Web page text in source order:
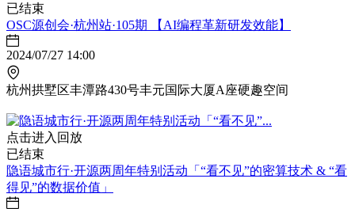
已结束
OSC源创会·杭州站·105期 【AI编程革新研发效能】
2024/07/27 14:00
杭州拱墅区丰潭路430号丰元国际大厦A座硬趣空间
点击进入回放
已结束
隐语城市行·开源两周年特别活动「“看不见”的密算技术 & “看
得见”的数据价值」